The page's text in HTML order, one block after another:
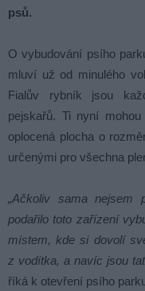
psů.
O vybudování psího
mluví už od minulého
Fialův rybník jsou
pejskařů. Ti nyní
oplocená plocha o
určenými pro všechna
„Ačkoliv sama nejsem
podařilo toto zařízení
místem, kde si dovolí
z vodítka, a navíc jsou
říká k otevření psího